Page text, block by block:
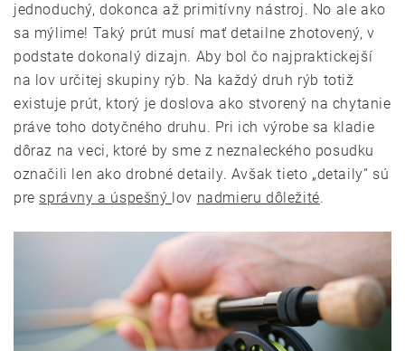
jednoduchý, dokonca až primitívny nástroj. No ale ako
sa mýlime! Taký prút musí mať detailne zhotovený, v
podstate dokonalý dizajn. Aby bol čo najpraktickejší
na lov určitej skupiny rýb. Na každý druh rýb totiž
existuje prút, ktorý je doslova ako stvorený na chytanie
práve toho dotyčného druhu. Pri ich výrobe sa kladie
dôraz na veci, ktoré by sme z neznaleckého posudku
označili len ako drobné detaily. Avšak tieto „detaily“ sú
pre správny a úspešný lov nadmieru dôležité.